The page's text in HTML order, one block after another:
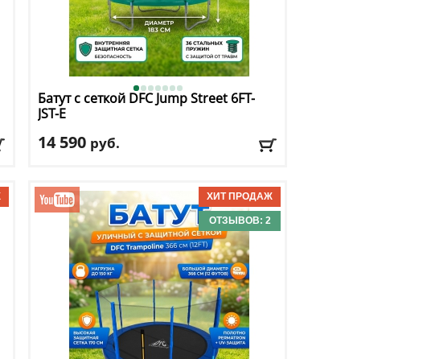
Батут с сеткой DFCJump Street 6FT-
JST-E
14 590 руб.
Макс. нагрузка: 80 кг
Максимальный вес пользователя: 80 кг
Размер, футы: 6
Доставка:БЕСПЛАТНО, 2-3 дня
ОТЗЫВОВ: 2